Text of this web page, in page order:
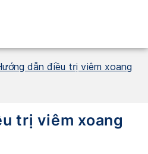
dẫn điều trị viêm xoang
trị viêm xoang